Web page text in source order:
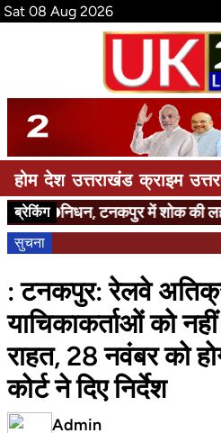
Sat 08 Aug 2026
होम देश उत्तराखंड क्राइम
ब्रेकिंगनिधन, टनकपुर में शोक की लहर
सुचना
: टनकपुर: रेलवे
याचिकाकर्ताओं को
राहत, 28 नवंबर को
कोर्ट ने दिए निर्देश
Admin